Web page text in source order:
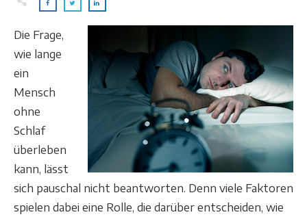
Die Frage,
wie lange
ein
Mensch
ohne
Schlaf
überleben
kann, lässt
sich pauschal nicht beantworten. Denn viele Faktoren
spielen dabei eine Rolle, die darüber entscheiden, wie